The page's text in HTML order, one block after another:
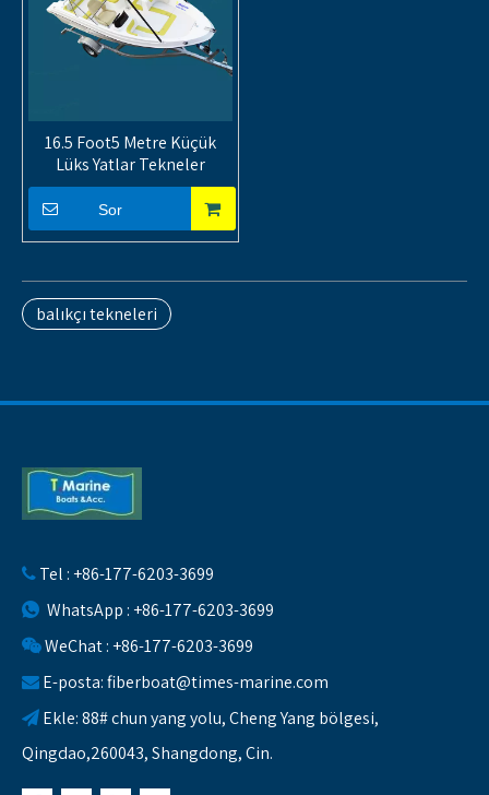
16.5 Foot5 Metre Küçük
Lüks Yatlar Tekneler
Sor
balıkçı tekneleri
 Tel : +86-177-6203-3699
 WhatsApp : +86-177-6203-3699
WeChat : +86-177-6203-3699
 E-posta:fiberboat@times-marine.com
 Ekle: 88# chun yang yolu, Cheng Yang bölgesi,
Qingdao,260043, Shangdong, Çin.